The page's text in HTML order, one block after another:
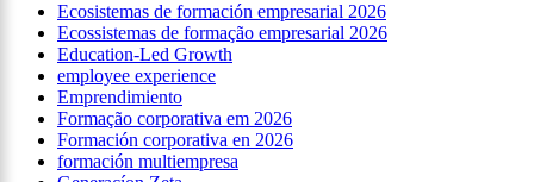
Ecosistemas de formación empresarial 2026
Ecossistemas de formação empresarial 2026
Education-Led Growth
employee experience
Emprendimiento
Formação corporativa em 2026
Formación corporativa en 2026
formación multiempresa